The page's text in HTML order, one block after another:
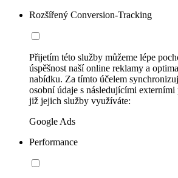
Rozšířený Conversion-Tracking
Přijetím této služby můžeme lépe
úspěšnost naší online reklamy a
nabídku. Za tímto účelem
osobní údaje s následujícími
již jejich služby využíváte:
Google Ads
Performance